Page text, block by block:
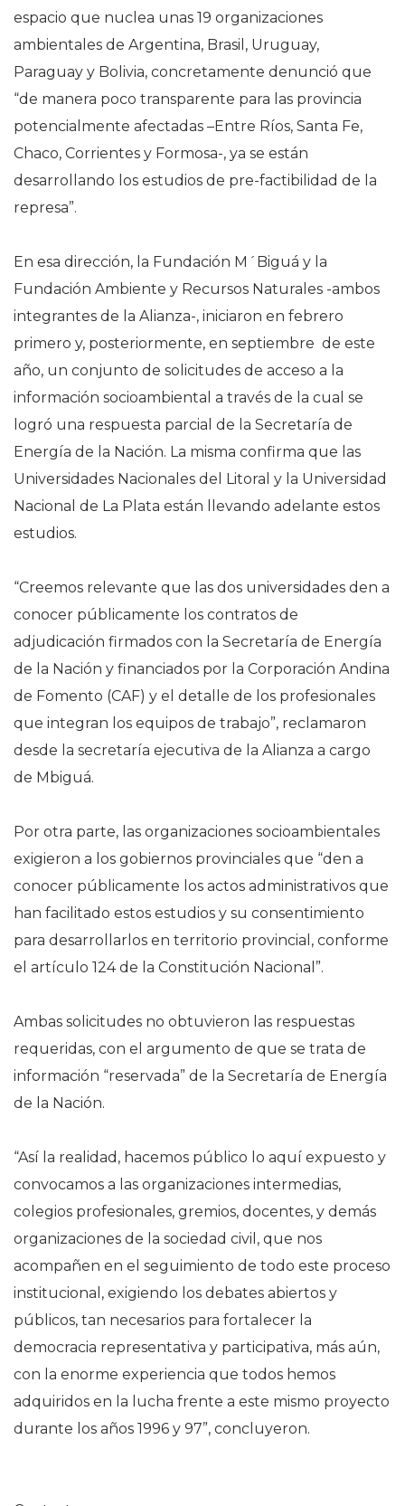
espacio que nuclea unas 19 organizaciones
ambientales de Argentina, Brasil, Uruguay,
Paraguay y Bolivia, concretamente denunció que
“de manera poco transparente para las provincia
potencialmente afectadas –Entre Ríos, Santa Fe,
Chaco, Corrientes y Formosa-, ya se están
desarrollando los estudios de pre-factibilidad de la
represa”.
En esa dirección, la Fundación M´Biguá y la
Fundación Ambiente y Recursos Naturales -ambos
integrantes de la Alianza-, iniciaron en febrero
primero y, posteriormente, en septiembre de este
año, un conjunto de solicitudes de acceso a la
información socioambiental a través de la cual se
logró una respuesta parcial de la Secretaría de
Energía de la Nación. La misma confirma que las
Universidades Nacionales del Litoral y la Universidad
Nacional de La Plata están llevando adelante estos
estudios.
“Creemos relevante que las dos universidades den a
conocer públicamente los contratos de
adjudicación firmados con la Secretaría de Energía
de la Nación y financiados por la Corporación Andina
de Fomento (CAF) y el detalle de los profesionales
que integran los equipos de trabajo”, reclamaron
desde la secretaría ejecutiva de la Alianza a cargo
de Mbiguá.
Por otra parte, las organizaciones socioambientales
exigieron a los gobiernos provinciales que “den a
conocer públicamente los actos administrativos que
han facilitado estos estudios y su consentimiento
para desarrollarlos en territorio provincial, conforme
el artículo 124 de la Constitución Nacional”.
Ambas solicitudes no obtuvieron las respuestas
requeridas, con el argumento de que se trata de
información “reservada” de la Secretaría de Energía
de la Nación.
“Así la realidad, hacemos público lo aquí expuesto y
convocamos a las organizaciones intermedias,
colegios profesionales, gremios, docentes, y demás
organizaciones de la sociedad civil, que nos
acompañen en el seguimiento de todo este proceso
institucional, exigiendo los debates abiertos y
públicos, tan necesarios para fortalecer la
democracia representativa y participativa, más aún,
con la enorme experiencia que todos hemos
adquiridos en la lucha frente a este mismo proyecto
durante los años 1996 y 97”, concluyeron.